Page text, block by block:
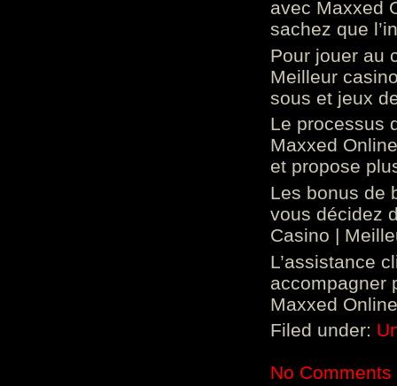
avec Maxxed
sachez que
Pour jouer au
Meilleur
sous et jeux
Le processus
Maxxed
et propose
Les bonus de
vous décidez
Casino |
L’assistance
accompagner
Maxxed
Filed under:
No Comments